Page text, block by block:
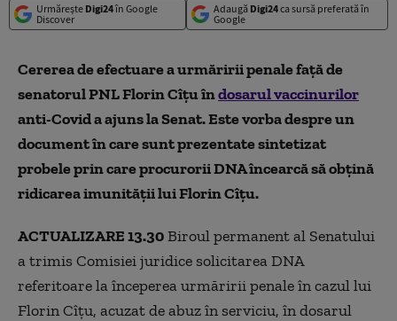
Urmărește Digi24în Google
Discover
Adaugă Digi24ca sursă preferată în
Google
Cererea de efectuare a urmăririi penale faţă de
senatorul PNL Florin Cîţu îndosarul vaccinurilor
anti-Covid a ajuns la Senat. Este vorba despre un
document în care sunt prezentate sintetizat
probele prin care procurorii DNA încearcă să obțină
ridicarea imunității lui Florin Cîțu.
ACTUALIZARE 13.30Biroul permanent al Senatului
a trimis Comisiei juridice solicitarea DNA
referitoare la începerea urmăririi penale în cazul lui
Florin Cîţu, acuzat de abuz în serviciu, în dosarul